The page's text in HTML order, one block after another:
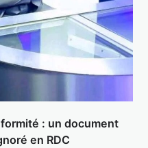
: un document
en RDC